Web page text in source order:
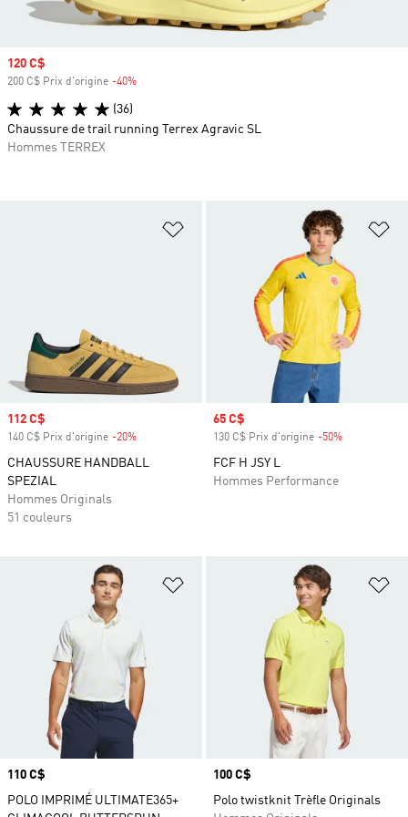
Ajouter à la Liste de produits
Prix soldé
112 C$
140 C$ Prix d'origine -20%
CHAUSSURE HANDBALL
SPEZIAL
Hommes Originals
51 couleurs
Prix soldé
65 C$
130 C$ Prix d'origine -50%
FCF H JSY L
Hommes Performance
Ajouter à la Liste de produits
Prix
110 C$
POLO IMPRIMÉ ULTIMATE365+
Prix
100 C$
Polo twistknit Trèfle Originals
Prix soldé
120 C$
200 C$ Prix d'origine -40%
(36)
Chaussure de trail running Terrex Agravic SL
Hommes TERREX